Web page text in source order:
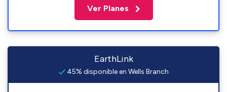
Ver Planes
EarthLink
45% disponible en Wells Branch